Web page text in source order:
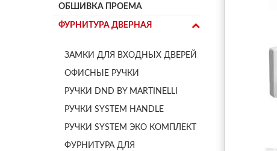
ОБШИВКА ПРОЕМА
ФУРНИТУРА ДВЕРНАЯ
ЗАМКИ ДЛЯ ВХОДНЫХ ДВЕРЕЙ
ОФИСНЫЕ РУЧКИ
РУЧКИ DND BY MARTINELLI
РУЧКИ SYSTEM HANDLE
РУЧКИ SYSTEM ЭКО КОМПЛЕКТ
ФУРНИТУРА ДЛЯ